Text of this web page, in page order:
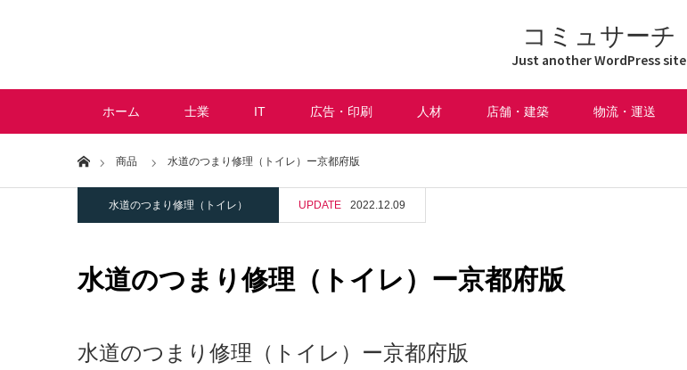
コミュサーチ
Just another WordPress site
ホーム 士業 IT 広告・印刷 人材 店舗・建築 物流・運送
Home商品 水道のつまり修理（トイレ）ー京都府版
水道のつまり修理（トイレ） UPDATE 2022.12.09
水道のつまり修理（トイレ）ー京都府版
水道のつまり修理（トイレ）ー京都府版